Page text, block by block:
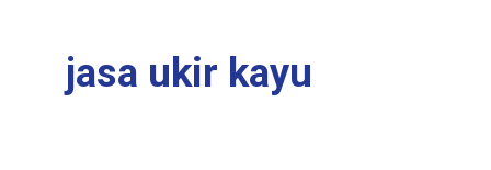
jasa ukir kayu